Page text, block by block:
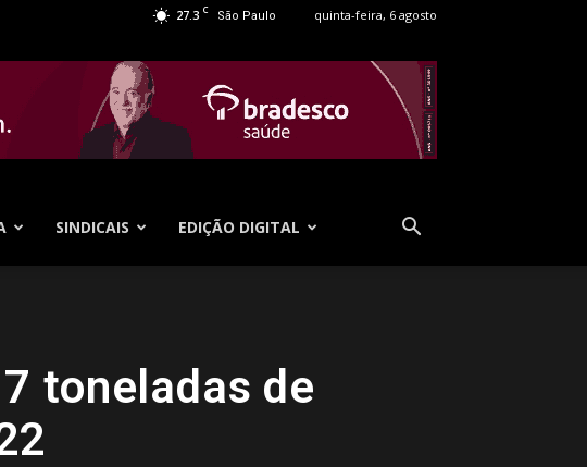
27.3 C São Paulo quinta-feira, 6 agosto
SINDICAIS EDIÇÃO DIGITAL
toneladas de